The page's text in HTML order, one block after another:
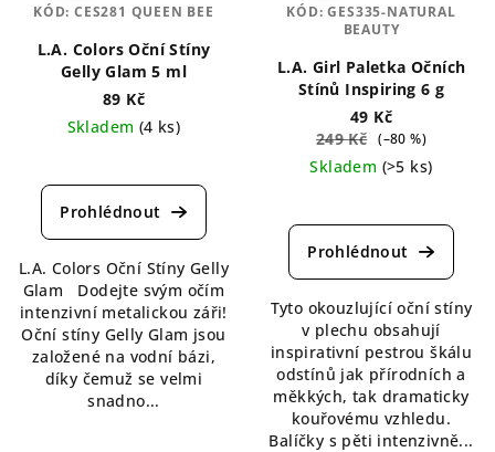
L.A. Colors Oční Stíny
Gelly Glam 5 ml
89 Kč
Skladem (4 ks)
hodnocení
produktu
z
5
hvězdiček.
L.A. Colors Oční Stíny Gelly
Glam Dodejte svým očím
intenzivní metalickou záři!
Oční stíny Gelly Glam jsou
založené na vodní bázi,
díky čemuž se velmi
snadno...
KÓD:CES281 QUEEN BEE
L.A. Girl Paletka Očních
Stínů Inspiring 6 g
49 Kč
249 Kč (–80 %)
Skladem (>5 ks)
hodnocení
produktu
z
5
hvězdiček.
Tyto okouzlující oční stíny
v plechu obsahují
inspirativní pestrou škálu
odstínů jak přírodních a
měkkých, tak dramaticky
kouřovému vzhledu.
Balíčky s pěti intenzivně...
KÓD:GES335-NATURAL
BEAUTY